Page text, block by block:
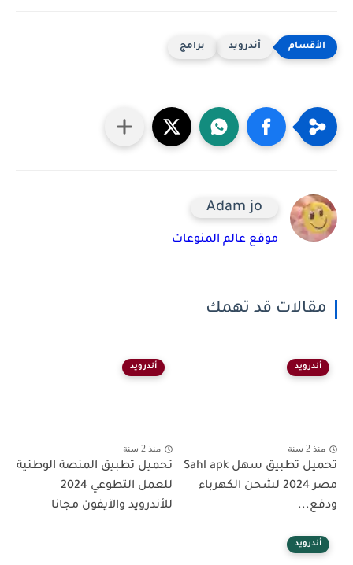
أندرويد برامج
Adam jo
موقع عالم المنوعات
مقالات قد تهمك
أندرويد
منذ 2 سنة
تحميل تطبيق سهل Sahl apk
مصر 2024 لشحن الكهرباء
ودفع...
أندرويد
منذ 2 سنة
تحميل تطبيق المنصة الوطنية
للعمل التطوعي 2024
للأندرويد والآيفون مجانا
أندرويد